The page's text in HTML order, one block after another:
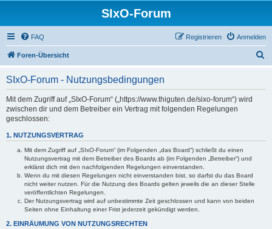
SIxO-Forum
FAQ Anmelden
Registrieren
Foren-Übersicht
SIxO-Forum - Nutzungsbedingungen
Mit dem Zugriff auf „SIxO-Forum“ („https://www.thiguten.de/sixo-forum“) wird
zwischen dir und dem Betreiber ein Vertrag mit folgenden Regelungen
geschlossen:
1. NUTZUNGSVERTRAG
Mit dem Zugriff auf „SIxO-Forum“ (im Folgenden „das Board“) schließt du einen
Nutzungsvertrag mit dem Betreiber des Boards ab (im Folgenden „Betreiber“) und
erklärst dich mit den nachfolgenden Regelungen einverstanden.
Wenn du mit diesen Regelungen nicht einverstanden bist, so darfst du das Board
nicht weiter nutzen. Für die Nutzung des Boards gelten jeweils die an dieser Stelle
veröffentlichten Regelungen.
Der Nutzungsvertrag wird auf unbestimmte Zeit geschlossen und kann von beiden
Seiten ohne Einhaltung einer Frist jederzeit gekündigt werden.
2. EINRÄUMUNG VON NUTZUNGSRECHTEN